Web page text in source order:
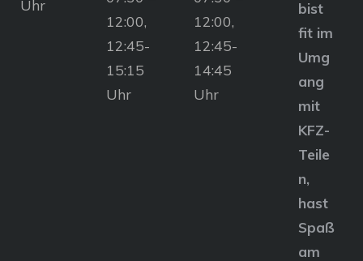
Uhr
12:00,
12:45-
15:15
Uhr
12:00,
12:45-
14:45
Uhr
bist
fit im
Umg
ang
mit
KFZ-
Teile
n,
hast
Spaß
am